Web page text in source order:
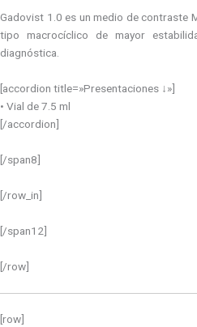
Gadovist 1.0 es un medio de contraste
tipo macrocíclico de mayor
diagnóstica.
[accordion title=»Presentaciones ↓»]
• Vial de 7.5 ml
[/accordion]
[/span8]
[/row_in]
[/span12]
[/row]
[row]